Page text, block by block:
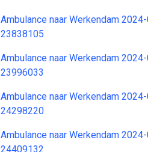
Ambulance naar Werkendam
23838105
Ambulance naar Werkendam
23996033
Ambulance naar Werkendam
24298220
Ambulance naar Werkendam
24409132